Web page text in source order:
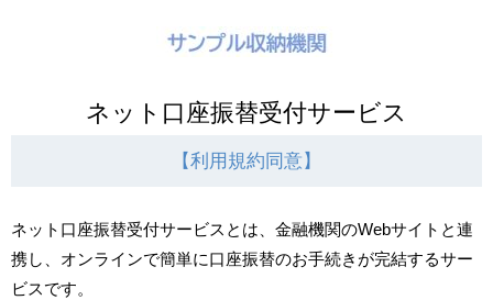
ネット口座振替受付サービス
利用規約同意
ネット口座振替受付サービスとは、金融機関のWebサイトと連
携し、オンラインで簡単に口座振替のお手続きが完結するサー
ビスです。